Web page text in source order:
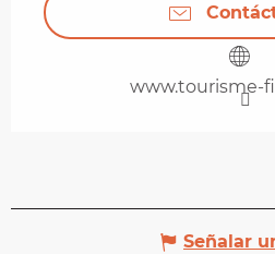
www.tourisme-
Señalar